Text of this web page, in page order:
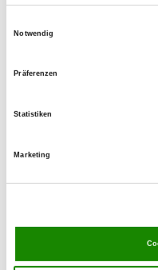
Notwendig
Präferenzen
Statistiken
Marketing
31275 Lehrte
OG - Uetze e.V.
OG -
Zum Bröhn